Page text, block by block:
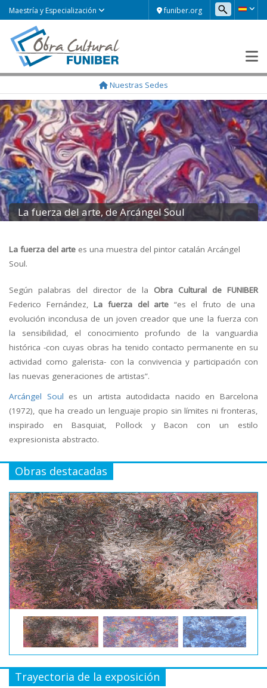
funiber.org
Maestría y Especialización
Nuestras Sedes
La fuerza del arte, de Arcángel Soul
La fuerza del arte es una muestra del pintor catalán Arcángel
Soul.
Según palabras del director de la Obra Cultural de FUNIBER
Federico Fernández,La fuerza del arte “es el fruto de una
evolución inconclusa de un joven creador que une la fuerza con
la sensibilidad, el conocimiento profundo de la vanguardia
histórica -con cuyas obras ha tenido contacto permanente en su
actividad como galerista- con la convivencia y participación con
las nuevas generaciones de artistas”.
Arcángel Soul es un artista autodidacta nacido en Barcelona
(1972), que ha creado un lenguaje propio sin límites ni fronteras,
inspirado en Basquiat, Pollock y Bacon con un estilo
expresionista abstracto.
Obras destacadas
Trayectoria de la exposición